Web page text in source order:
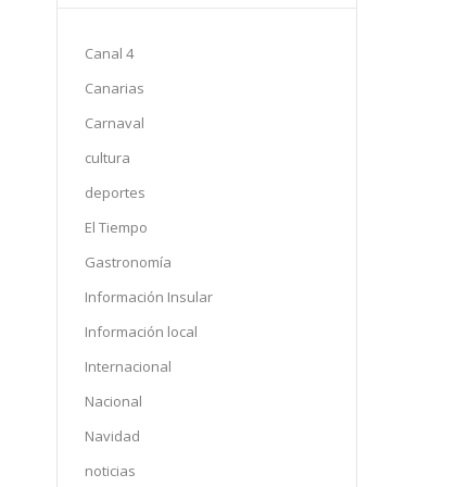
Canal 4
Canarias
Carnaval
cultura
deportes
El Tiempo
Gastronomía
Información Insular
Información local
Internacional
Nacional
Navidad
noticias